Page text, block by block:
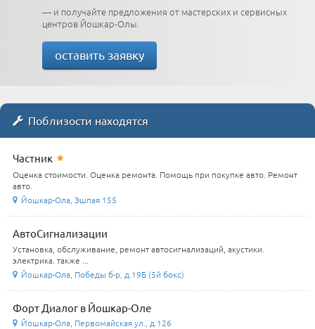
— и получайте предложения от мастерских и сервисных
центров Йошкар-Олы.
оставить заявку
Поблизости находятся
Частник
Оценка стоимости. Оценка ремонта. Помощь при покупке авто. Ремонт
авто.
Йошкар-Ола, Эшпая 155
АвтоСигнализации
Установка, обслуживание, ремонт автосигнализаций, акустики.
электрика. также ...
Йошкар-Ола, Победы б-р, д.19Б (5й бокс)
Форт Диалог в Йошкар-Оле
Йошкар-Ола, Первомайская ул., д.126